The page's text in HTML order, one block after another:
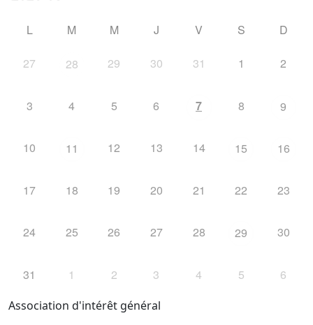
L M M J V S D
27 28 29 30 31 1 2
3 4 5 6 7 8 9
10 11 12 13 14 15 16
17 18 19 20 21 22 23
24 25 26 27 28 29 30
31 1 2 3 4 5 6
Association d'intérêt général